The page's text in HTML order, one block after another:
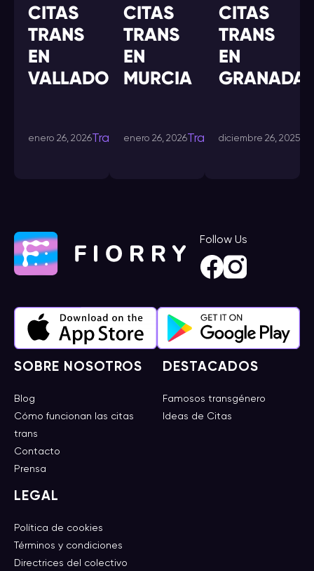
CITAS
TRANS
EN
VALLADOLID
enero 26, 2026Transdating-
CITAS
TRANS
EN
MURCIA
enero 26, 2026Transdating-
CITAS
TRANS
EN
GRANADA
diciembre 26, 2025
Follow Us
SOBRE NOSOTROS
Blog
Cómo funcionan las citas
trans
Contacto
Prensa
DESTACADOS
Famosos transgénero
Ideas de Citas
LEGAL
Política de cookies
Términos y condiciones
Directrices del colectivo